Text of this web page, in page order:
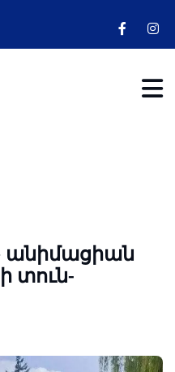
անիմացիան
տուն-